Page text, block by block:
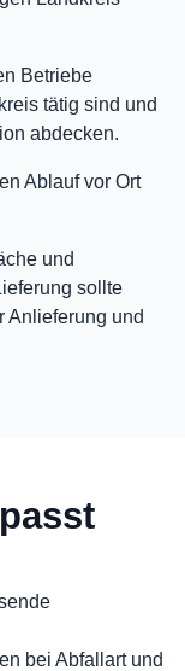
Betriebe
tätig sind und
abdecken.
Ablauf vor Ort
und
sollte
Anlieferung und
bei Abfallart und